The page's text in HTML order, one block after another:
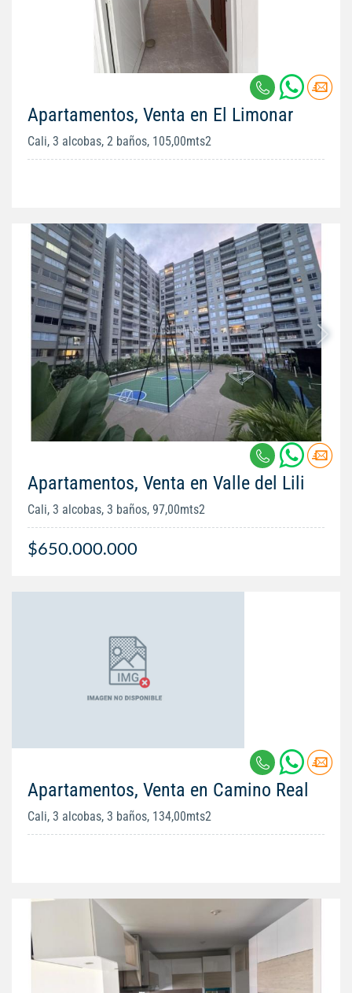
Apartamentos, Venta en El Limonar
Cali, 3 alcobas, 2 baños, 105,00mts2
Apartamentos, Venta en Valle del Lili
Cali, 3 alcobas, 3 baños, 97,00mts2
$650.000.000
Apartamentos, Venta en Camino Real
Cali, 3 alcobas, 3 baños, 134,00mts2